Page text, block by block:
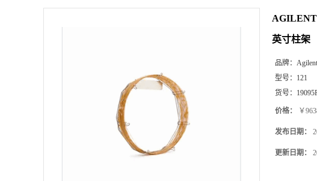
AGILENT
英寸柱架
品牌：
型号： 121
货号：
价格： ￥
发布日期：
更新日期：